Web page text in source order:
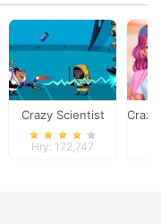
Crazy Scientist
Hry: 172,747